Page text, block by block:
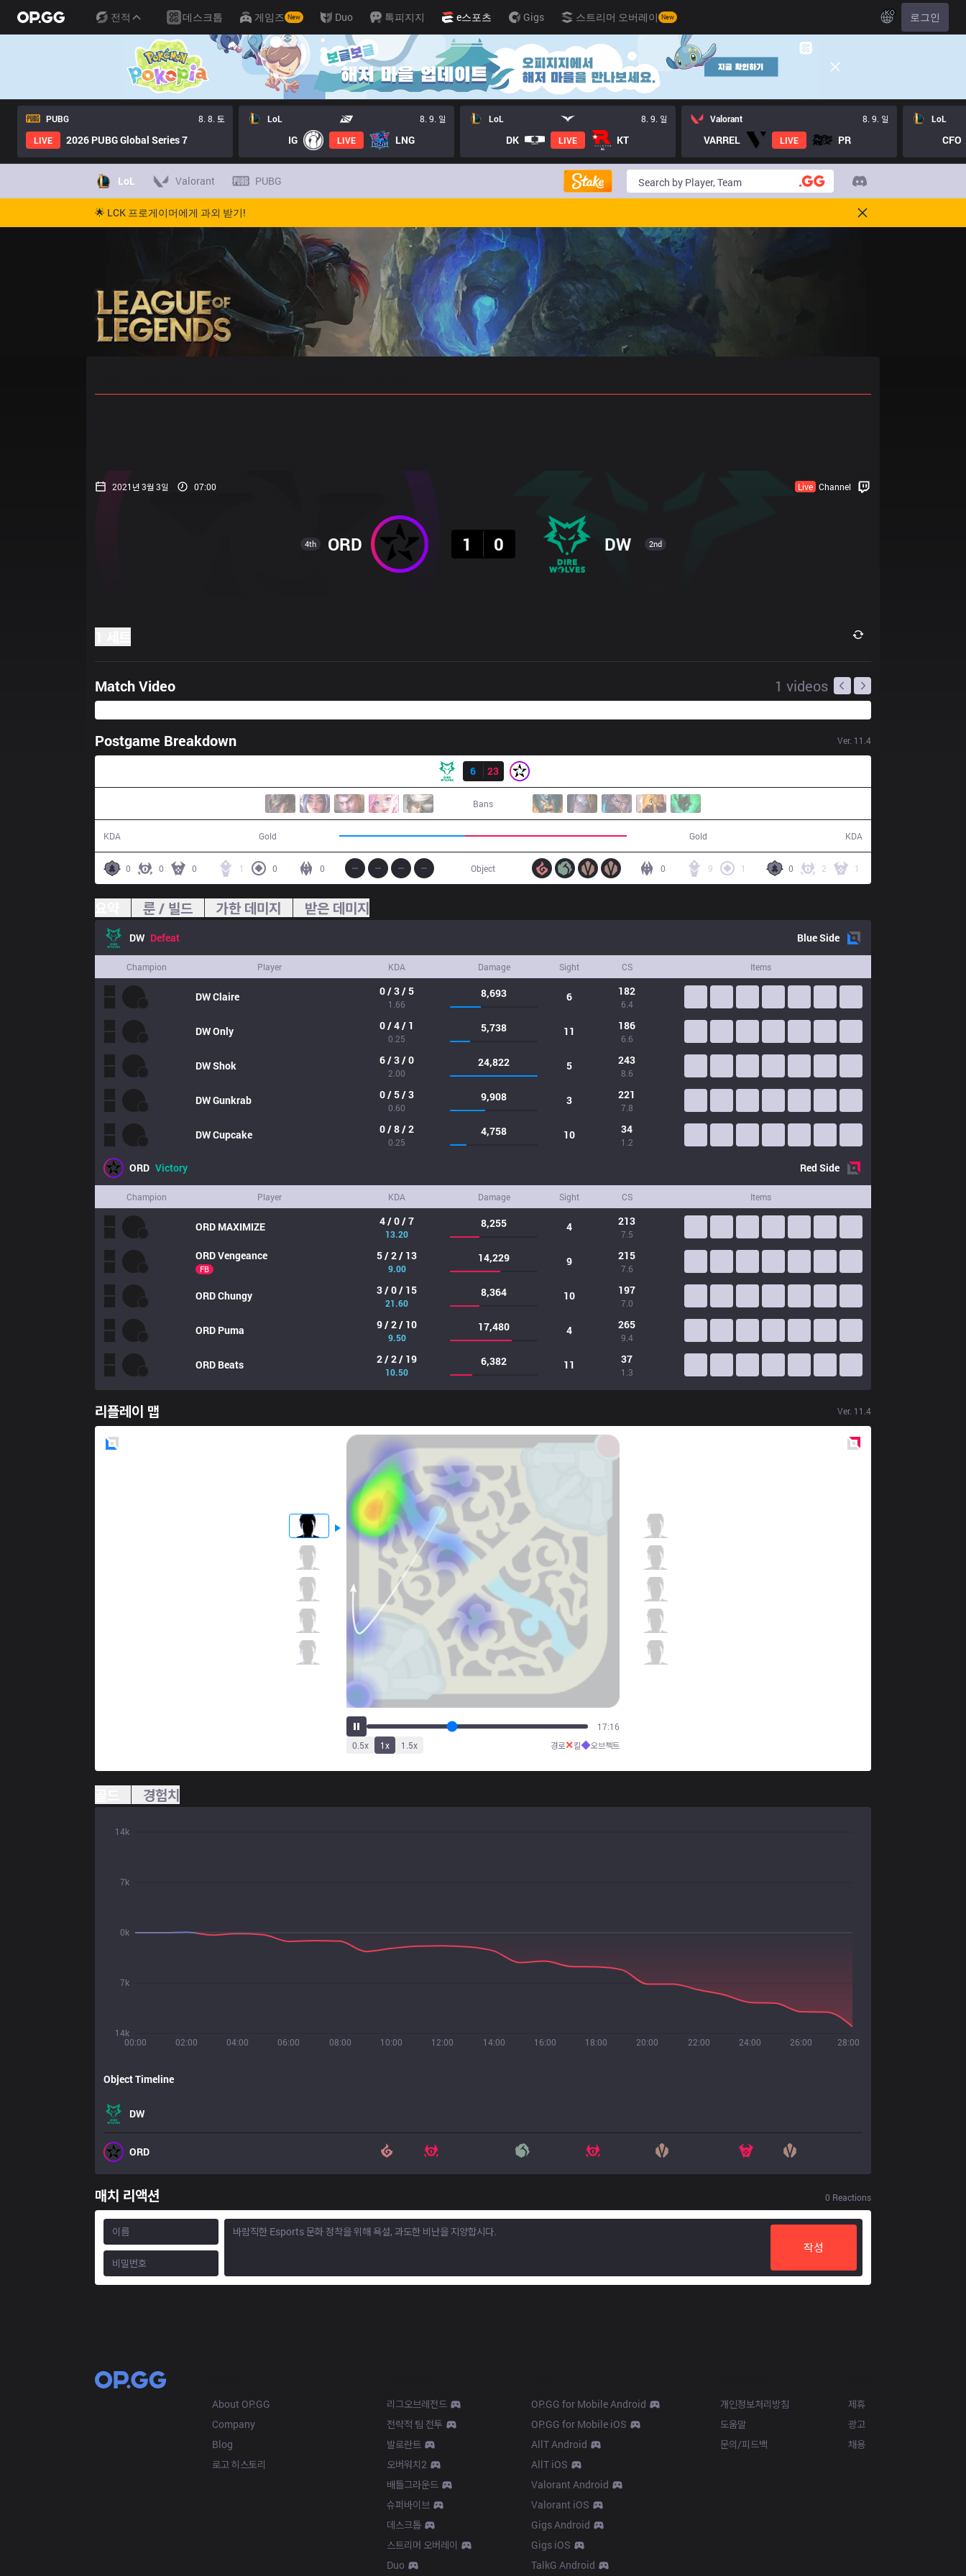
전적 데스크톱 게임즈 New Duo 톡피지지 e스포츠 Gigs 스트리머 오버레이 New KO 로그인
PUBG
8. 8. 토
LIVE
2026 PUBG Global Series 7
LoL 8. 9. 일
IG LIVE LNG
LoL 8. 9. 일
DK LIVE KT
Valorant 8. 9. 일
VARREL LIVE PR
LoL
CFO
LoL Valorant PUBG
🌟 LCK 프로게이머에게 과외 받기!
2021년 3월 3일 07:00 Live Channel
4th ORD
1
0 DW 2nd
Match Video 1 videos
Postgame Breakdown Ver. 11.4
6
23
Bans
KDA Gold Gold KDA
0 0 0 1 0 0 0 2 1
9 1
0
Object
룬 / 빌드 가한 데미지 받은 데미지
DW Defeat BlueSide
Champion Player KDA Damage Sight CS Items
DWClaire 0 / 3 / 5
1.66
8,693 6 182
6.4
DWOnly 0 / 4 / 1
0.25
5,738 11 186
6.6
DWShok 6 / 3 / 0
2.00
24,822 5 243
8.6
DWGunkrab 0 / 5 / 3
0.60
9,908 3 221
7.8
DWCupcake 0 / 8 / 2
0.25
4,758 10 34
1.2
ORD Victory RedSide
Champion Player KDA Damage Sight CS Items
ORD MAXIMIZE 4 / 0 / 7
13.20
8,255 4 213
7.5
ORDVengeance
FB
5 / 2 / 13
9.00
14,229 9 215
7.6
ORDChungy 3 / 0 / 15
21.60
8,364 10 197
7.0
ORD Puma 9 / 2 / 10
9.50
17,480 4 265
9.4
ORD Beats 2 / 2 / 19
10.50
6,382 11 37
1.3
리플레이 맵 Ver. 11.4
21:37
0.5x 1x 1.5x 경로✕킬◆오브젝트
경험치
00:00 02:00 04:00 06:00 08:00 10:00 12:00 14:00 16:00 18:00 20:00 22:00 24:00 26:00 28:00
14k
7k
0k
7k
14k
Object Timeline
DW
ORD
매치 리액션 0 Reactions
작성
About OP.GG
Company
Blog
로고 히스토리
리그오브레전드
전략적 팀 전투
발로란트
오버워치2
배틀그라운드
슈퍼바이브
데스크톱
스트리머 오버레이
Duo
OP.GG for Mobile Android
OP.GG for Mobile iOS
AllT Android
AllT iOS
Valorant Android
Valorant iOS
Gigs Android
Gigs iOS
TalkG Android
개인정보처리방침
도움말
문의/피드백
제휴
광고
채용